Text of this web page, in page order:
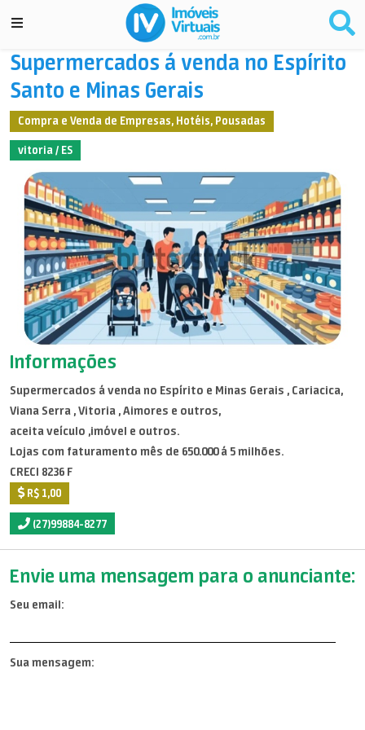
Supermercados á venda no Espírito
Santo e Minas Gerais
Compra e Venda de Empresas, Hotéis, Pousadas
vitoria / ES
Informações
Supermercados á venda no Espírito e Minas Gerais , Cariacica,
Viana Serra , Vitoria , Aimores e outros,
aceita veículo ,imóvel e outros.
Lojas com faturamento mês de 650.000 á 5 milhões.
CRECI 8236 F
R$ 1,00
(27)99884-8277
Envie uma mensagem para o anunciante:
Seu email:
Sua mensagem: